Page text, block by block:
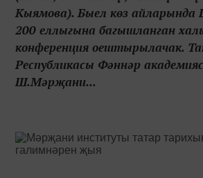
Кыямова). Быел көз
200 еллыгына багышланган
конференция оештырылачак.
Республикасы Фәннәр
Ш.Мәрҗани...